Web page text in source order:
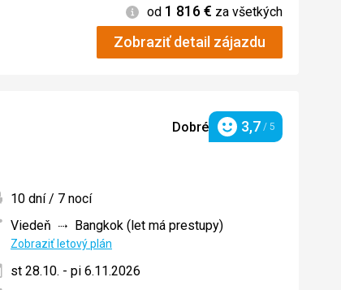
Informácie
od 1 816€ za všetkých
Zobraziť detail zájazdu
Dobré Hodnotenie
3,7 / 5
10 dní / 7 nocí
Viedeň
Bangkok (let má prestupy)
Zobraziť letový plán
st 28.10. - pi 6.11.2026